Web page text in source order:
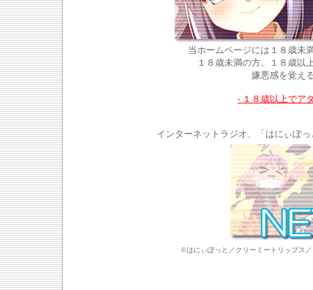
当ホームページには１８歳未
１８歳未満の方、１８歳以
嫌悪感を覚え
- １８歳以上でア
インターネットラジオ、「はにぃぽ
©はにぃぽっと／クリーミートリップス